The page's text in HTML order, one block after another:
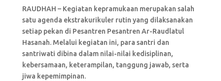
RAUDHAH – Kegiatan kepramukaan merupakan salah
satu agenda ekstrakurikuler rutin yang dilaksanakan
setiap pekan di Pesantren Pesantren Ar-Raudlatul
Hasanah. Melalui kegiatan ini, para santri dan
santriwati dibina dalam nilai-nilai kedisiplinan,
kebersamaan, keterampilan, tanggung jawab, serta
jiwa kepemimpinan.